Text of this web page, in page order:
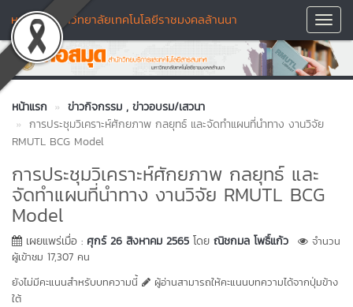
หอสมุด มหาวิทยาลัยเทคโนโลยีราชมงคลล้านนา
หน้าแรก ข่าวกิจกรรม , ข่าวอบรม/เสวนา
การประชุมวิเคราะห์ศักยภาพ กลยุทธ์ และจัดทำแผนที่นำทาง งานวิจัย
RMUTL BCG Model
การประชุมวิเคราะห์ศักยภาพ กลยุทธ์ และ
จัดทำแผนที่นำทาง งานวิจัย RMUTL BCG
Model
เผยแพร่เมื่อ : ศุกร์ 26 สิงหาคม 2565 โดย ณิชกมล โพธิ์แก้ว
จำนวน
ผู้เข้าชม 17,307 คน
ยังไม่มีคะแนนสำหรับบทความนี้
ผู้อ่านสามารถให้คะแนนบทความได้จากปุ่มข้าง
ใต้